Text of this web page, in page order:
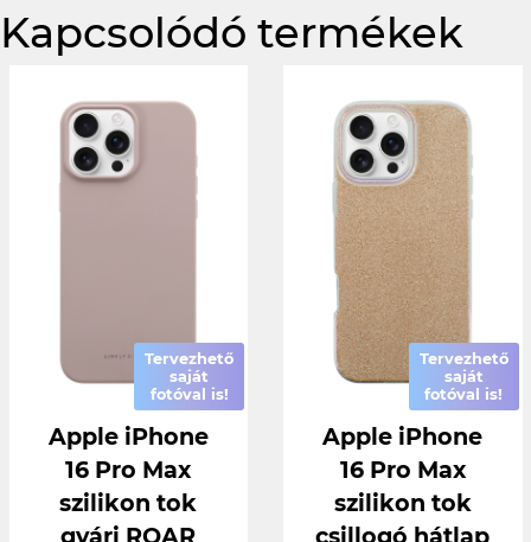
Kapcsolódó termékek
Tervezhető
saját
fotóval is!
Apple iPhone
16 Pro Max
szilikon tok
gyári ROAR
Tervezhető
saját
fotóval is!
Apple iPhone
16 Pro Max
szilikon tok
csillogó hátlap